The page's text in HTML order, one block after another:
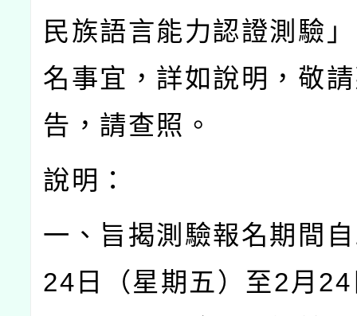
民族語言能力認證測驗
名事宜，詳如說明，敬
告，請查照。
說明：
一、旨揭測驗報名期間自
24 日（星期五）至2月 24